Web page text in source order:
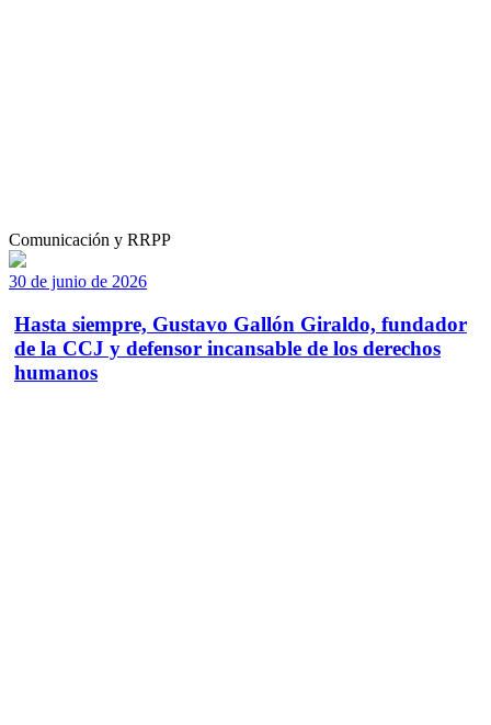
Comunicación y RRPP
30 de junio de 2026
Hasta siempre, Gustavo Gallón Giraldo, fundador
de la CCJ y defensor incansable de los derechos
humanos